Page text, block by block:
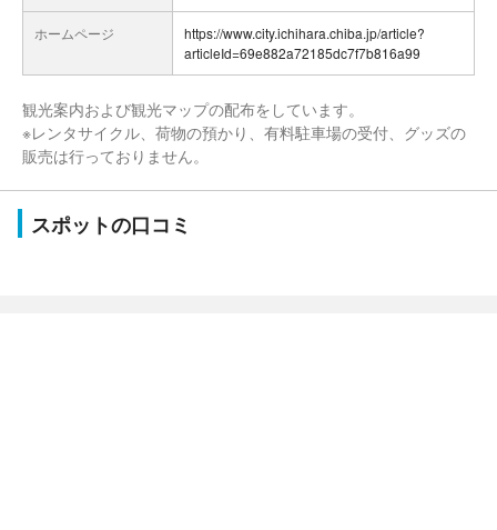
ホームページ
https://www.city.ichihara.chiba.jp/article?
articleId=69e882a72185dc7f7b816a99
観光案内および観光マップの配布をしています。
※レンタサイクル、荷物の預かり、有料駐車場の受付、グッズの
販売は行っておりません。
スポットの口コミ